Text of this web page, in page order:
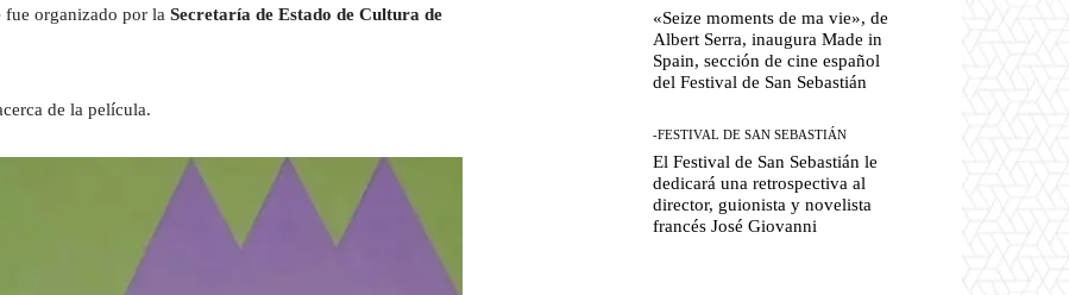
fue organizado por la Secretaría de Estado de Cultura de
de la película.
«Seize moments de ma vie», de
Albert Serra, inaugura Made in
Spain, sección de cine español
del Festival de San Sebastián
-FESTIVAL DE SAN SEBASTIÁN
El Festival de San Sebastián le
dedicará una retrospectiva al
director, guionista y novelista
francés José Giovanni